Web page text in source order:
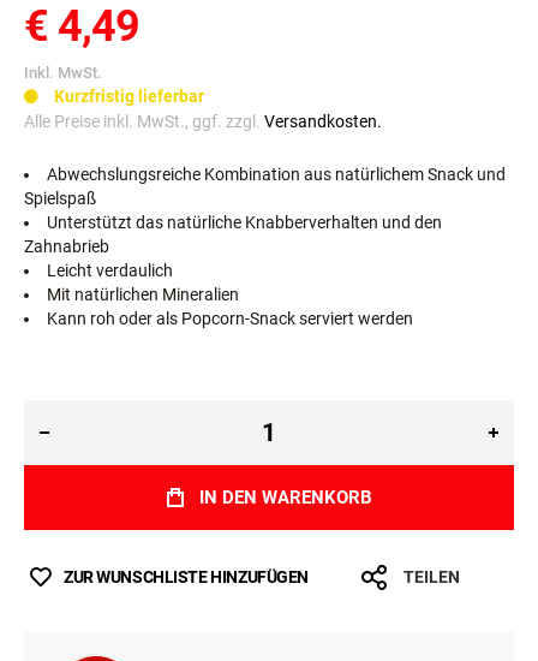
€ 4,49
Inkl. MwSt.
Kurzfristig lieferbar
Alle Preise inkl. MwSt., ggf. zzgl. Versandkosten.
Abwechslungsreiche Kombination aus natürlichem Snack und
Spielspaß
Unterstützt das natürliche Knabberverhalten und den
Zahnabrieb
Leicht verdaulich
Mit natürlichen Mineralien
Kann roh oder als Popcorn-Snack serviert werden
IN DEN WARENKORB
ZUR WUNSCHLISTE HINZUFÜGEN TEILEN